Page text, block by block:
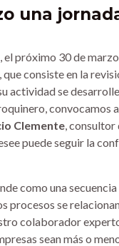
una
próximo 30 de
, que consiste en la
actividad se
convocamos
Clemente, consultor
puede seguir la
como una
se
colaborador
sean más o